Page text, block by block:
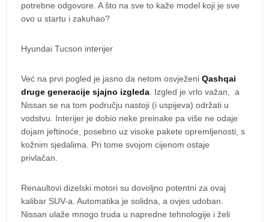
potrebne odgovore. A što na sve to kaže model koji je sve
ovo u startu i zakuhao?
Hyundai Tucson interijer
Već na prvi pogled je jasno da netom osvježeni Qashqai
druge generacije sjajno izgleda. Izgled je vrlo važan, a
Nissan se na tom području nastoji (i uspijeva) održati u
vodstvu. Interijer je dobio neke preinake pa više ne odaje
dojam jeftinoće, posebno uz visoke pakete opremljenosti, s
kožnim sjedalima. Pri tome svojom cijenom ostaje
privlačan.
Renaultovi dizelski motori su dovoljno potentni za ovaj
kalibar SUV-a. Automatika je solidna, a ovjes udoban.
Nissan ulaže mnogo truda u napredne tehnologije i želi